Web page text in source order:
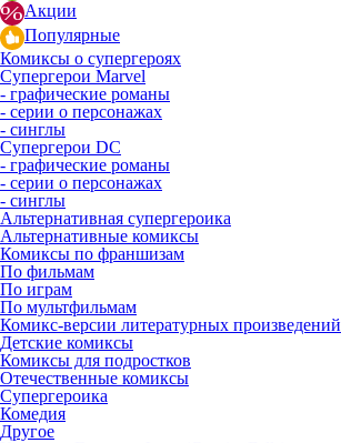
Акции
Популярные
Комиксы о супергероях
Супергерои Marvel
- графические романы
- серии о персонажах
- синглы
Супергерои DC
- графические романы
- серии о персонажах
- синглы
Альтернативная супергероика
Альтернативные комиксы
Комиксы по франшизам
По фильмам
По играм
По мультфильмам
Комикс-версии литературных произведений
Детские комиксы
Комиксы для подростков
Отечественные комиксы
Супергероика
Комедия
Другое